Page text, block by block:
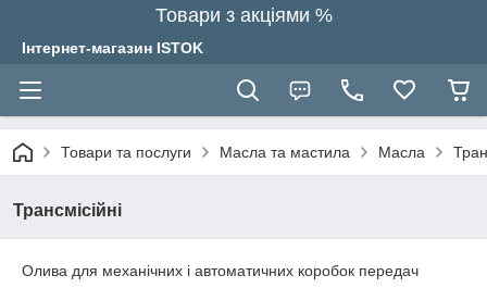
Товари з акціями %
Інтернет-магазин ISTOK
Товари та послуги Масла та мастила Масла
Трансмісійні
Олива для механічних і автоматичних коробок передач